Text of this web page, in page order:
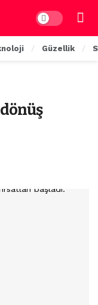
Dark mode
Güzellik